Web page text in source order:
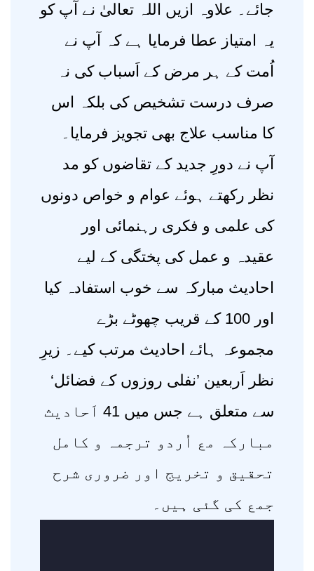
جائے۔ علاوہ ازیں اللہ تعالیٰ نے آپ کو
یہ امتیاز عطا فرمایا ہے کہ آپ نے
اُمت کے ہر مرض کے اَسباب کی نہ
صرف درست تشخیص کی بلکہ اس
کا مناسب علاج بھی تجویز فرمایا۔
آپ نے دورِ جدید کے تقاضوں کو مد
نظر رکھتے ہوئے عوام و خواص دونوں
کی علمی و فکری رہنمائی اور
عقیدہ و عمل کی پختگی کے لیے
احادیث مبارکہ سے خوب استفادہ کیا
اور 100 کے قریب چھوٹے بڑے
مجموعہ ہائے احادیث مرتب کیے۔ زیرِ
نظر اَربعین ’نفلی روزوں کے فضائل‘
سے متعلق ہے جس میں 41 اَحادیث
مبارکہ مع اُردو ترجمہ و کامل
تحقیق و تخریج اور ضروری شرح
جمع کی گئی ہیں۔